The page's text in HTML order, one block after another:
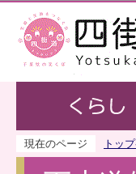
現在のページ トッ